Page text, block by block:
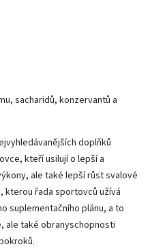
sacharidů, konzervantů a
doplňků
kteří usilují o lepší a
ale také lepší růst svalové
kterou řada sportovců užívá
suplementačního plánu, a to
ale také obranyschopnosti